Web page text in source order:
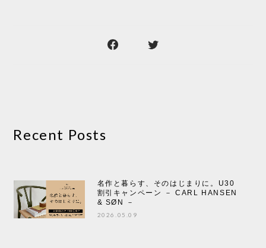
Recent Posts
名作と暮らす、そのはじまりに。U30
割引キャンペーン － CARL HANSEN
& SØN －
2026.05.09